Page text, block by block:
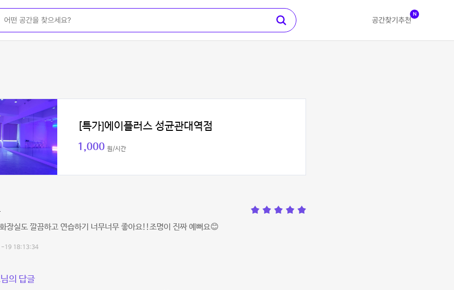
공간찾기 추천
N
[특가]에이플러스 성균관대역점
1,000 원/시간
장실도 깔끔하고 연습하기 너무너무 좋아요!!조명이 진짜 예뻐요😊
19 18:13:34
의 답글